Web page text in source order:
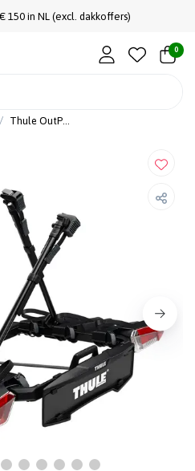
150 in NL (excl. dakkoffers)
0
Thule OutPace - Fietsendrager - 3 (E-)Fietsen - 50 kg draaggewicht - Nieuw model 2026